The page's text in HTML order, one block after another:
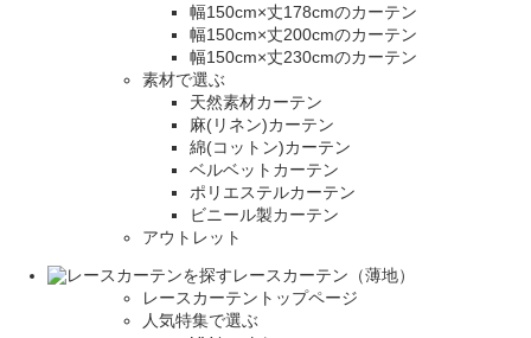
幅150cm×丈178cmのカーテン
幅150cm×丈200cmのカーテン
幅150cm×丈230cmのカーテン
素材で選ぶ
天然素材カーテン
麻(リネン)カーテン
綿(コットン)カーテン
ベルベットカーテン
ポリエステルカーテン
ビニール製カーテン
アウトレット
レースカーテン（薄地）
レースカーテントップページ
人気特集で選ぶ